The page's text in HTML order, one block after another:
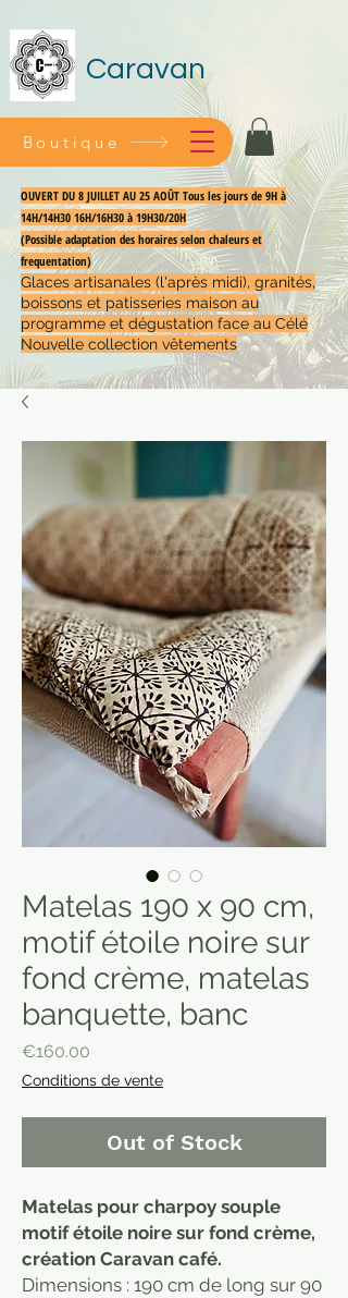
Caravan
OUVERT DU 8 JUILLET AU 25 AOÛT Tous les jours de 9H à
14H/14H30 16H/16H30 à 19H30/20H
(Possible adaptation des horaires selon chaleurs et
frequentation)
Glaces artisanales (l'après midi), granités,
boissons et patisseries maison au
programme et dégustation face au Célé
Nouvelle collection vêtements
Boutique
Matelas 190 x 90 cm,
motif étoile noire sur
fond crème, matelas
banquette, banc
€160.00
Conditions de vente
Out of Stock
Matelas pour charpoy souple
motif étoile noire sur fond crème,
création Caravan café.
Dimensions : 190 cm de long sur 90